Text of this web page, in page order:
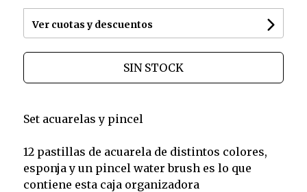
Ver cuotas y descuentos
SIN STOCK
Set acuarelas y pincel
12 pastillas de acuarela de distintos colores,
esponja y un pincel water brush es lo que
contiene esta caja organizadora